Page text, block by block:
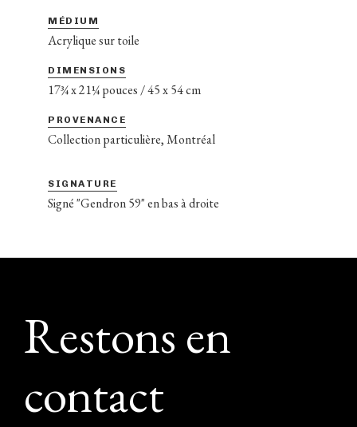
MÉDIUM
Acrylique sur toile
DIMENSIONS
17¾ x 21¼ pouces / 45 x 54 cm
PROVENANCE
Collection particulière, Montréal
SIGNATURE
Signé "Gendron 59" en bas à droite
Footer
Restons en
contact